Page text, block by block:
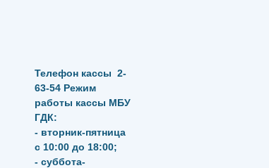
Телефон кассы 2-
63-54 Режим
работы кассы МБУ
ГДК:
- вторник-пятница
с 10:00 до 18:00;
- суббота-